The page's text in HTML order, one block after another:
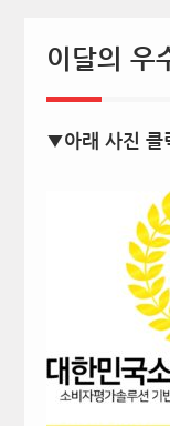
이달의 우
▼아래 사진 클